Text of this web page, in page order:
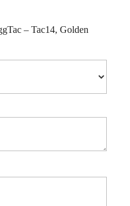
– Tac14, Golden